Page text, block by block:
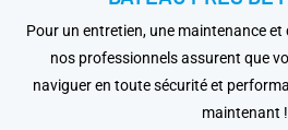
Pour un entretien, une maintenance
nos professionnels assurent que
naviguer en toute sécurité et
maintenant !